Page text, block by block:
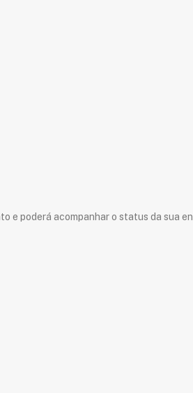
e poderá acompanhar o status da sua